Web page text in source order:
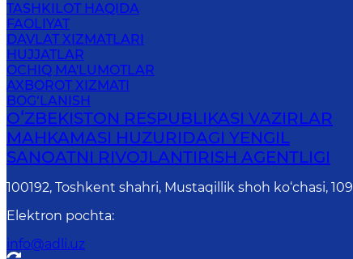
TASHKILOT HAQIDA
FAOLIYAT
DAVLAT XIZMATLARI
HUJJATLAR
OCHIQ MA'LUMOTLAR
AXBOROT XIZMATI
BOG‘LANISH
OʻZBEKISTON RESPUBLIKASI VAZIRLAR
MAHKAMASI HUZURIDAGI YENGIL
SANOATNI RIVOJLANTIRISH AGENTLIGI
100192, Toshkent shahri, Mustaqillik shoh ko‘chasi, 109
Elektron pochta:
info@adli.uz